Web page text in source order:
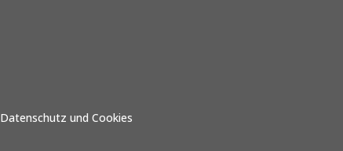
Datenschutz und Cookies